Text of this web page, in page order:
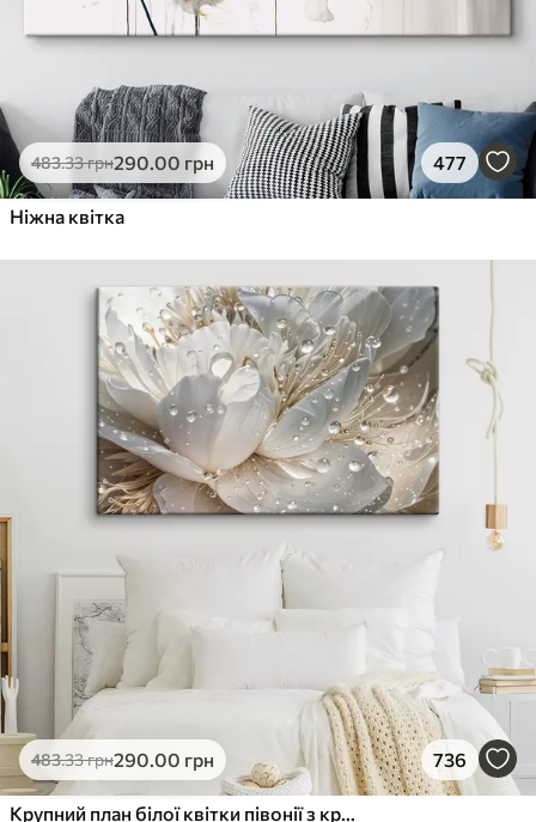
483.33грн290.00 грн 477
Ніжна квітка
483.33грн290.00 грн 736
Крупний план білої квітки півонії з крапельками води на пелюстках на розмитому фоні